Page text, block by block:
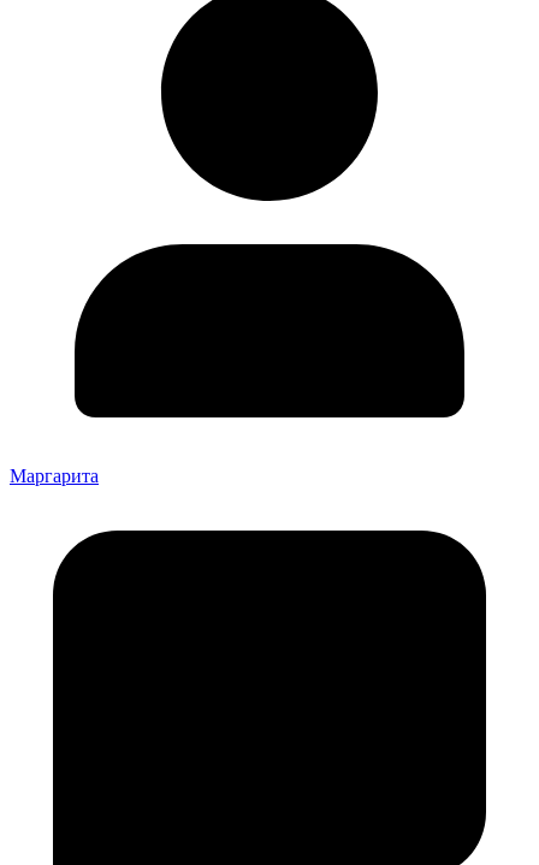
Маргарита